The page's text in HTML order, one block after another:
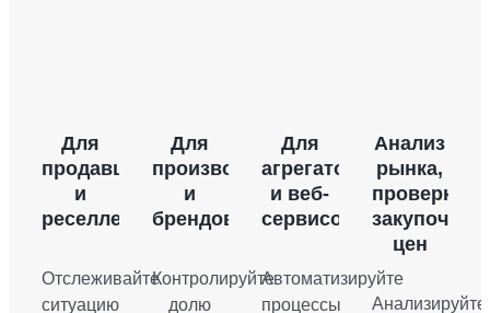
Для
продавцов
и
реселлеров
Отслеживайте
ситуацию
Для
производителей
и
брендов
Контролируйте
долю
Для
агрегаторов
и веб-
сервисов
Автоматизируйте
процессы
Анализ
рынка,
проверка
закупочных
цен
Анализируйте